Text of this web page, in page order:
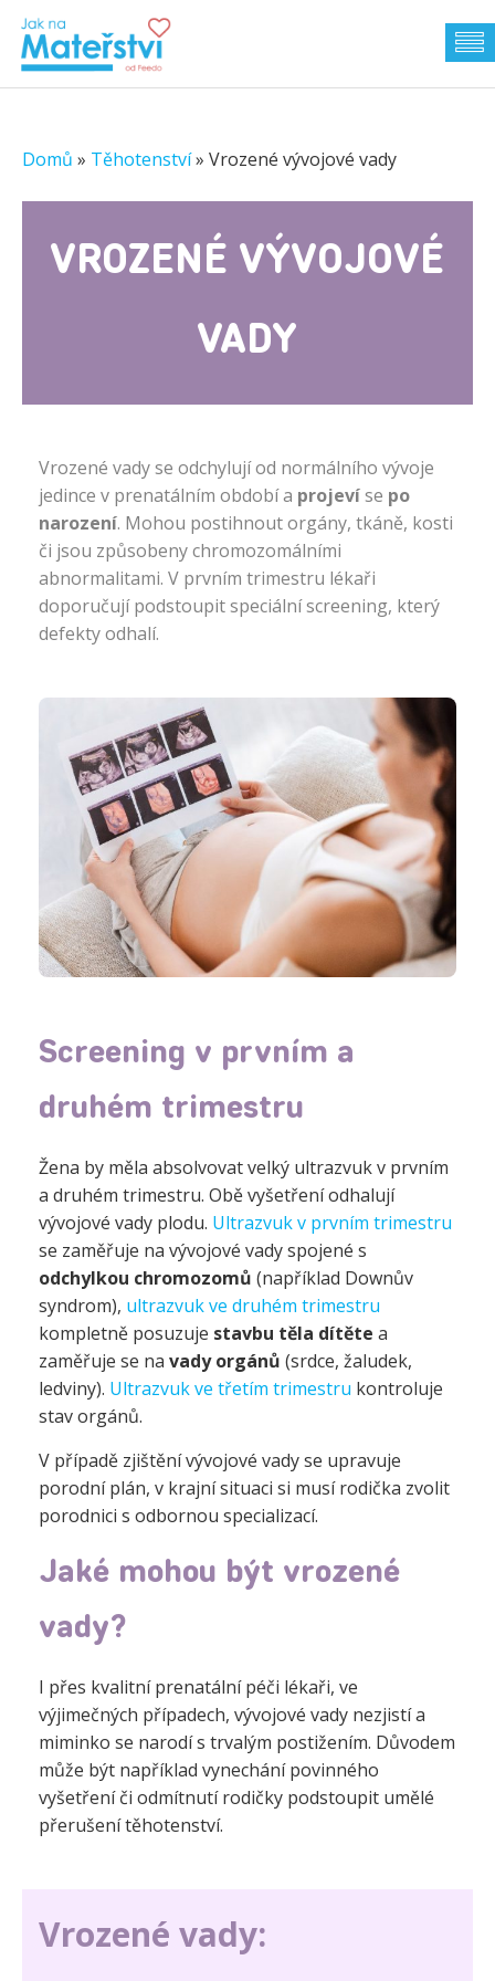
Domů » Těhotenství» Vrozené vývojové vady
VROZENÉ VÝVOJOVÉ
VADY
Vrozené vady se odchylují od normálního vývoje
jedince v prenatálním období a projevíse po
narození. Mohou postihnout orgány, tkáně, kosti
či jsou způsobeny chromozomálními
abnormalitami. V prvním trimestru lékaři
doporučují podstoupit speciální screening, který
defekty odhalí.
Screening v prvním a
druhém trimestru
Žena by měla absolvovat velký ultrazvuk v prvním
a druhém trimestru. Obě vyšetření odhalují
vývojové vady plodu. Ultrazvuk v prvním trimestru
se zaměřuje na vývojové vady spojené s
odchylkou chromozomů (například Downův
syndrom), ultrazvuk ve druhém trimestru
kompletně posuzuje stavbu těla dítěte a
zaměřuje se na vady orgánů (srdce, žaludek,
ledviny). Ultrazvuk ve třetím trimestru kontroluje
stav orgánů.
V případě zjištění vývojové vady se upravuje
porodní plán, v krajní situaci si musí rodička zvolit
porodnici s odbornou specializací.
Jaké mohou být vrozené
vady?
I přes kvalitní prenatální péči lékaři, ve
výjimečných případech, vývojové vady nezjistí a
miminko se narodí s trvalým postižením. Důvodem
může být například vynechání povinného
vyšetření či odmítnutí rodičky podstoupit umělé
přerušení těhotenství.
Vrozené vady: